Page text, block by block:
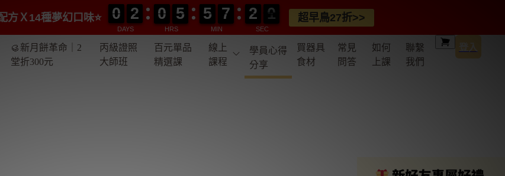
🥮新月餅革命｜2
堂折300元
丙級證照
大師班
百元單品
精選課
線上
課程
學員心得
分享
買器具
食材
常見
問答
如何
上課
聯繫
我們
方Ｘ14種夢幻口味⭐️
DAYS
0
0
0
0 2
2
2
2
HRS
0
0
0
0 5
5
5
5
MIN
5
5
5
5 7
7
7
7
SEC
2
2
2
2 0
0
0
0
0
0 超早鳥27折>>